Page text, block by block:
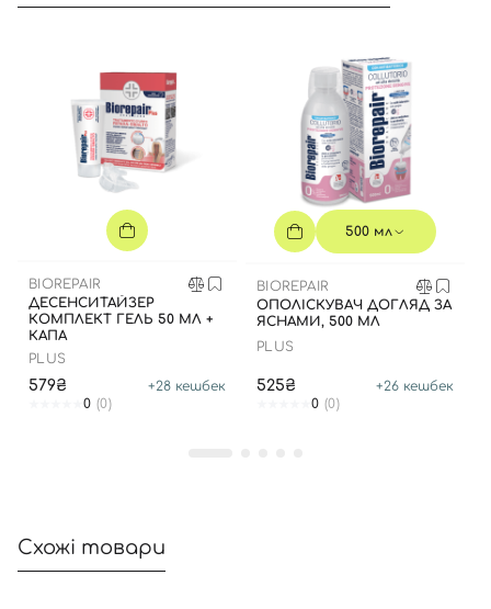
BIOREPAIR
ДЕСЕНСИТАЙЗЕР
КОМПЛЕКТ ГЕЛЬ 50 МЛ +
КАПА
PLUS
579₴ +28 кешбек
0 (0)
500 мл
BIOREPAIR
ОПОЛІСКУВАЧ ДОГЛЯД ЗА
ЯСНАМИ, 500 МЛ
PLUS
525₴ +26 кешбек
0 (0)
Схожі товари
Вхід Реєстрація
Номер телефону
Відправляючи форму для авторизації/реєстрації ви